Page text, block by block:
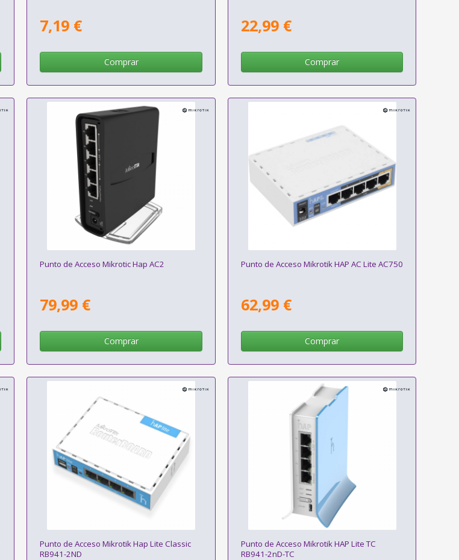
7,19 €
Comprar
22,99 €
Comprar
Punto de Acceso Mikrotic Hap AC2
79,99 €
Comprar
Punto de Acceso Mikrotik HAP AC Lite AC750
62,99 €
Comprar
Punto de Acceso Mikrotik Hap Lite Classic
RB941-2ND
Punto de Acceso Mikrotik HAP Lite TC
RB941-2nD-TC